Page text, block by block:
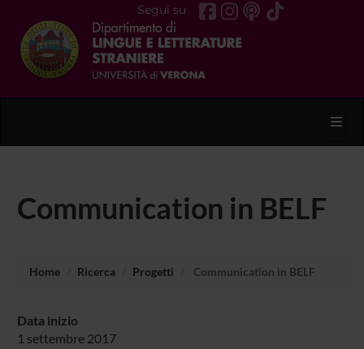
Segui su
Communication in BELF
Home Ricerca Progetti Communication in BELF
Data inizio
1 settembre 2017